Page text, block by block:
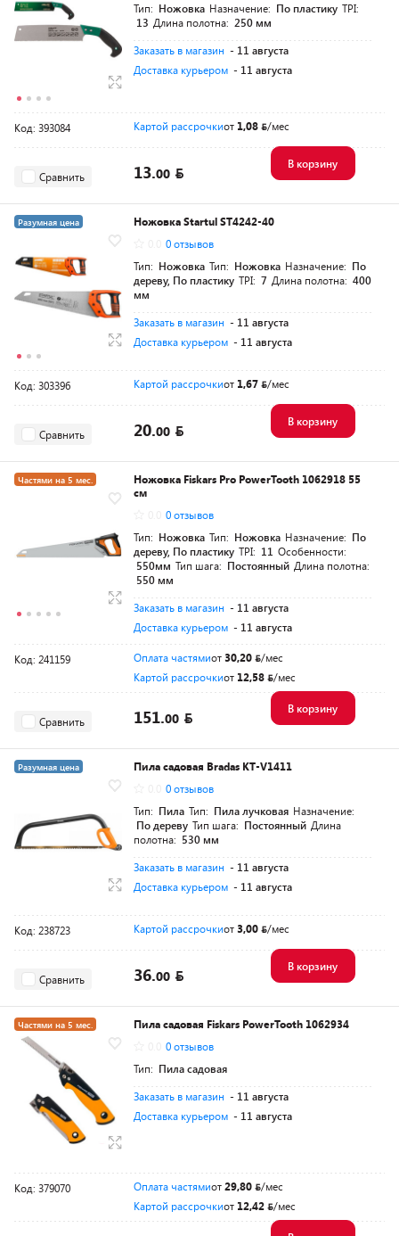
Тип: Ножовка Назначение: По пластику TPI:
13 Длина полотна: 250 мм
Заказать в магазин - 11 августа
Доставка курьером - 11 августа
Код: 393084 Картой рассрочкиот 1,08 /мес
Сравнить 13.00
В корзину
Разумная цена
Ножовка Startul ST4242-40
0 отзывов
Тип: Ножовка Тип: Ножовка Назначение: По
дереву, По пластику TPI: 7 Длина полотна: 400
мм
Заказать в магазин - 11 августа
Доставка курьером - 11 августа
Код: 303396 Картой рассрочкиот 1,67 /мес
Сравнить 20.00
В корзину
Частями на 5 мес.
Ножовка Fiskars Pro PowerTooth 1062918 55
см
0 отзывов
Тип: Ножовка Тип: Ножовка Назначение: По
дереву, По пластику TPI: 11 Особенности:
550мм Тип шага: Постоянный Длина полотна:
550 мм
Заказать в магазин - 11 августа
Доставка курьером - 11 августа
Код: 241159 Оплата частямиот30,20
/мес
Картой рассрочкиот 12,58 /мес
Сравнить 151.00
В корзину
Разумная цена
Пила садовая Bradas KT-V1411
0 отзывов
Тип: Пила Тип: Пила лучковая Назначение:
По дереву Тип шага: Постоянный Длина
полотна: 530 мм
Заказать в магазин - 11 августа
Доставка курьером - 11 августа
Код: 238723 Картой рассрочкиот3,00 /мес
Сравнить 36.00
В корзину
Частями на 5 мес.
Разумная цена
Пила садовая Fiskars PowerTooth 1062934
0 отзывов
Тип: Пила садовая
Заказать в магазин - 11 августа
Доставка курьером - 11 августа
Код: 379070 Оплата частямиот29,80
/мес
Картой рассрочкиот 12,42 /мес